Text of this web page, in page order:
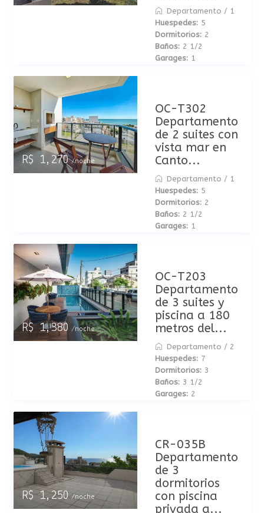
Departamento / 1
Huespedes: 5
Dormitorios: 2
Baños: 2 1/2
Garages: 1
R$ 1,270/noche
OC-T302
Departamento
de 2 suites con
vista mar en
Canto...
Departamento / 1
Huespedes: 5
Dormitorios: 2
Baños: 2 1/2
Garages: 1
R$ 1,380/noche
OC-T203
Departamento
de 3 suites y
piscina a 180
metros del...
Departamento / 2
Huespedes: 7
Dormitorios: 3
Baños: 3 1/2
Garages: 2
R$ 1,250/noche
CR-035B
Departamento
de 3
dormitorios
con piscina
privada a...